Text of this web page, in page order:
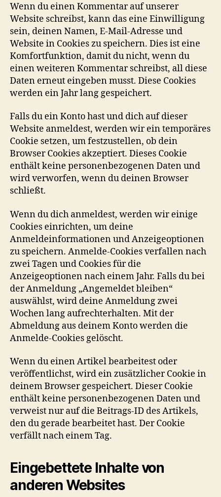
Wenn du einen Kommentar auf unserer
Website schreibst, kann das eine Einwilligung
sein, deinen Namen, E-Mail-Adresse und
Website in Cookies zu speichern. Dies ist eine
Komfortfunktion, damit du nicht, wenn du
einen weiteren Kommentar schreibst, all diese
Daten erneut eingeben musst. Diese Cookies
werden ein Jahr lang gespeichert.
Falls du ein Konto hast und dich auf dieser
Website anmeldest, werden wir ein temporäres
Cookie setzen, um festzustellen, ob dein
Browser Cookies akzeptiert. Dieses Cookie
enthält keine personenbezogenen Daten und
wird verworfen, wenn du deinen Browser
schließt.
Wenn du dich anmeldest, werden wir einige
Cookies einrichten, um deine
Anmeldeinformationen und Anzeigeoptionen
zu speichern. Anmelde-Cookies verfallen nach
zwei Tagen und Cookies für die
Anzeigeoptionen nach einem Jahr. Falls du bei
der Anmeldung „Angemeldet bleiben“
auswählst, wird deine Anmeldung zwei
Wochen lang aufrechterhalten. Mit der
Abmeldung aus deinem Konto werden die
Anmelde-Cookies gelöscht.
Wenn du einen Artikel bearbeitest oder
veröffentlichst, wird ein zusätzlicher Cookie in
deinem Browser gespeichert. Dieser Cookie
enthält keine personenbezogenen Daten und
verweist nur auf die Beitrags-ID des Artikels,
den du gerade bearbeitet hast. Der Cookie
verfällt nach einem Tag.
Eingebettete Inhalte von
anderen Websites